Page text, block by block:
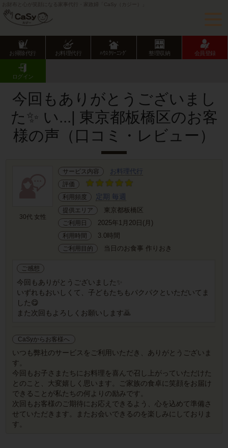
お財布と心が笑顔になる家事代行・家政婦「CaSy（カジー）」
お掃除代行 お料理代行 ﾊｳｽｸﾘｰﾆﾝｸﾞ 整理収納 会員登録
ログイン
CaSy TOP
お客様の声･口コミ詳細
今回もありがとうございまし
た✨ い...| 東京都板橋区のお客
様の声（口コミ・レビュー）
30代 女性
サービス内容 お料理代行
評価
利用頻度
定期 毎週
提供エリア 東京都板橋区
ご利用日 2025年1月20日(月)
利用時間 3.0時間
ご利用目的 当日のお食事 作りおき
ご感想
今回もありがとうございました✨
いずれもおいしくて、子どもたちもパクパクといただいてま
した😋
また次回もよろしくお願いします🙇
CaSyからお客様へ
いつも弊社のサービスをご利用いただき、ありがとうございま
す。
今回もお子さまたちにお料理を喜んで召し上がっていただけた
とのこと、大変嬉しく思います。ご家族の食卓に笑顔をお届け
できることが私たちの何よりの励みです。
次回もお客様のご期待にお応えできるよう、心を込めて準備さ
せていただきます。またお会いできるのを楽しみにしておりま
す。